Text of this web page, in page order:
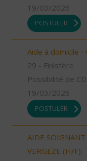
19/03/2026
POSTULER
Aide à domicile -
29 - Finistère
Possibilité de
19/03/2026
POSTULER
AIDE
VERGEZE (H/F)